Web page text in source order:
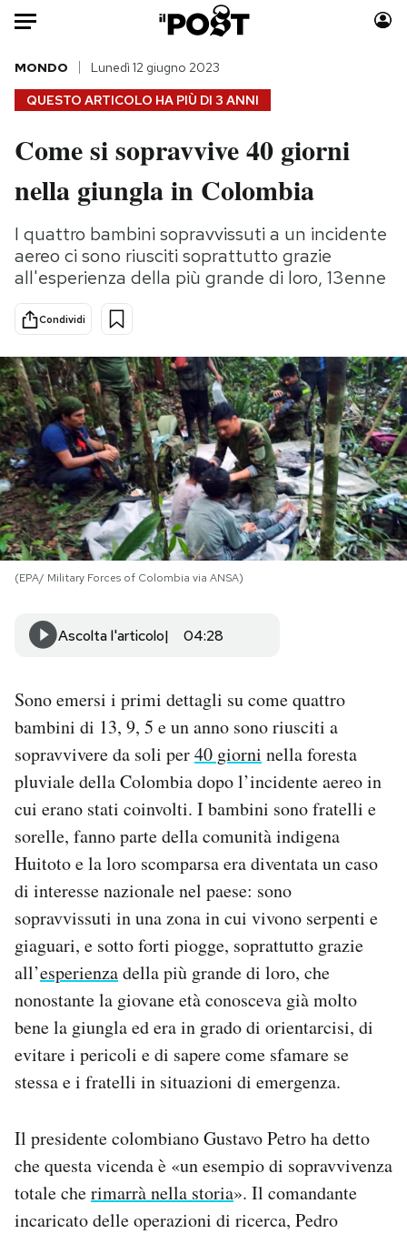
Auto
HOME
Italia
Politica
Tecnologia
Internet
Scienza
Cultura
Economia
Sport
Moda
Consumismi
Storie/Idee
Ok Boomer!
Media
Mondiali calcio 2026
PODCAST
NEWSLETTER
I MIEI PREFERITI
SHOP
Area Personale
Newsletter
Notifiche mobile
Esci
QUESTO ARTICOLO HA PIÙ DI 3 ANNI
MONDO Lunedì 12 giugno 2023
Come si sopravvive 40 giorni
nella giungla in Colombia
I quattro bambini sopravvissuti a un incidente
aereo ci sono riusciti soprattutto grazie
all'esperienza della più grande di loro, 13enne
Condividi
(EPA/ Military Forces of Colombia via ANSA)
Ascolta l'articolo 04:28
Sono emersi i primi dettagli su come quattro
bambini di 13, 9, 5 e un anno sono riusciti a
sopravvivere da soli per40 giorni nella foresta
pluviale della Colombia dopo l’incidente aereo in
cui erano stati coinvolti. I bambini sono fratelli e
sorelle, fanno parte della comunità indigena
Huitoto e la loro scomparsa era diventata un caso
di interesse nazionale nel paese: sono
sopravvissuti in una zona in cui vivono serpenti e
giaguari, e sotto forti piogge, soprattutto grazie
all’esperienzadella più grande di loro, che
nonostante la giovane età conosceva già molto
bene la giungla ed era in grado di orientarcisi, di
evitare i pericoli e di sapere come sfamare se
stessa e i fratelli in situazioni di emergenza.
Il presidente colombiano Gustavo Petro ha detto
che questa vicenda è «un esempio di sopravvivenza
totale cherimarrà nella storia». Il comandante
incaricato delle operazioni di ricerca, Pedro